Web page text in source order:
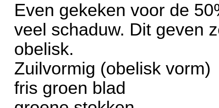
Even gekeken voor de
veel schaduw. Dit geven
obelisk.
Zuilvormig (obelisk vorm)
fris groen blad